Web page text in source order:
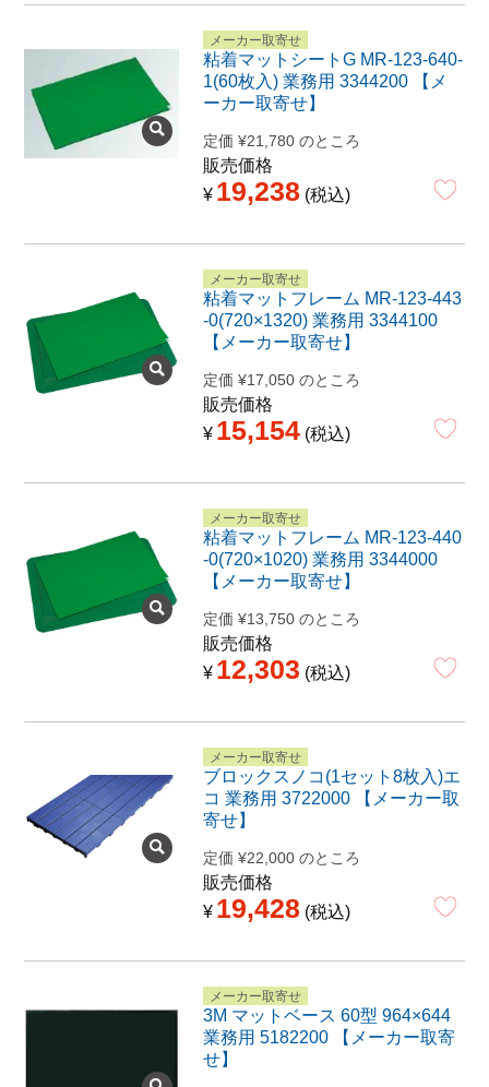
メーカー取寄せ
粘着マットシートG MR-123-640-
1(60枚入) 業務用 3344200 【メ
ーカー取寄せ】
定価 ¥21,780 のところ
販売価格
¥ 19,238 税込
メーカー取寄せ
粘着マットフレーム MR-123-443
-0(720×1320) 業務用 3344100
【メーカー取寄せ】
定価 ¥17,050 のところ
販売価格
¥ 15,154 税込
メーカー取寄せ
粘着マットフレーム MR-123-440
-0(720×1020) 業務用 3344000
【メーカー取寄せ】
定価 ¥13,750 のところ
販売価格
¥ 12,303 税込
メーカー取寄せ
ブロックスノコ(1セット8枚入)エ
コ 業務用 3722000 【メーカー取
寄せ】
定価 ¥22,000 のところ
販売価格
¥ 19,428 税込
メーカー取寄せ
3M マットベース 60型 964×644
業務用 5182200 【メーカー取寄
せ】